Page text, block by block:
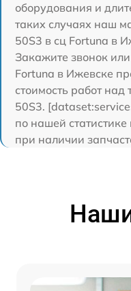
оборудования и
таких случаях наш
50S3 в сц Fortuna в
Закажите звонок
Fortuna в Ижевске
стоимость работ
50S3.
по нашей
при наличии